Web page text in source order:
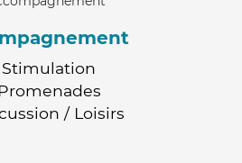
Stimulation
Promenades
/ Loisirs